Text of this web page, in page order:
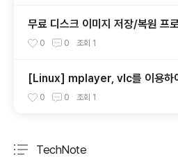
무료 디스크 이미지 저장/복원 프
e - 1.소개
0 0 조회 1
[Linux] mplayer, vlc를 이용하
운받기
0 0 조회 1
TechNote